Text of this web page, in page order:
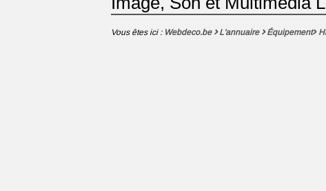
Vous êtes ici : Webdeco.be L'annuaire Équipement